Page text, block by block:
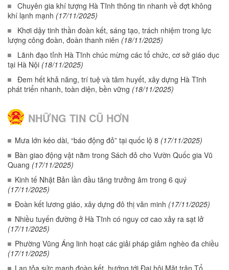
Chuyên gia khí tượng Hà Tĩnh thông tin nhanh về đợt không
khí lạnh mạnh (17/11/2025)
Khơi dậy tinh thần đoàn kết, sáng tạo, trách nhiệm trong lực
lượng công đoàn, đoàn thanh niên (18/11/2025)
Lãnh đạo tỉnh Hà Tĩnh chúc mừng các tổ chức, cơ sở giáo dục
tại Hà Nội (18/11/2025)
Đem hết khả năng, trí tuệ và tâm huyết, xây dựng Hà Tĩnh
phát triển nhanh, toàn diện, bền vững (18/11/2025)
NHỮNG TIN CŨ HƠN
Mưa lớn kéo dài, “báo động đỏ” tại quốc lộ 8 (17/11/2025)
Bàn giao động vật nằm trong Sách đỏ cho Vườn Quốc gia Vũ
Quang (17/11/2025)
Kinh tế Nhật Bản lần đầu tăng trưởng âm trong 6 quý
(17/11/2025)
Đoàn kết lương giáo, xây dựng đô thị văn minh (17/11/2025)
Nhiều tuyến đường ở Hà Tĩnh có nguy cơ cao xảy ra sạt lở
(17/11/2025)
Phường Vũng Áng linh hoạt các giải pháp giảm nghèo đa chiều
(17/11/2025)